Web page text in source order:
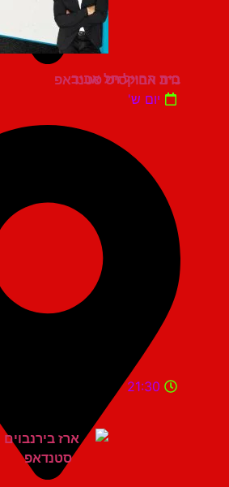
בית החייל תל אביב
נדב אבוקסיס סטנדאפ
יום ש'
21:30